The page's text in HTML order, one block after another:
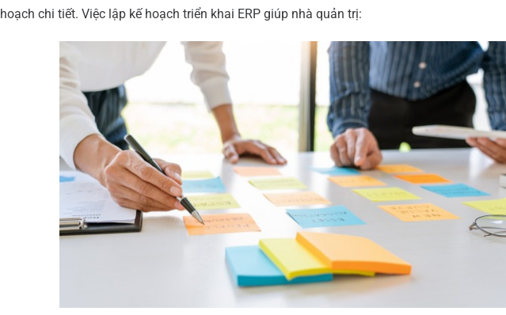
hoạch chi tiết. Việc lập kế hoạch triển khai ERP giúp nhà quản trị: